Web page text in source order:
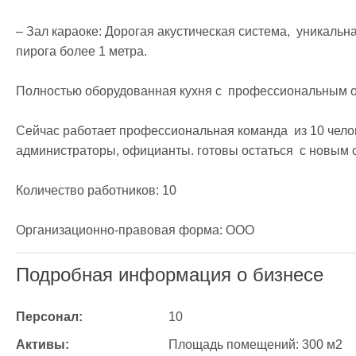
– Зал караоке: Дорогая акустическая система,
пирога более 1 метра.
Полностью оборудованная кухня с  профессиональным
Сейчас работает профессиональная команда  из 10
администраторы, официанты. готовы остаться  с новым
Количество работников: 10
Организационно-правовая форма: ООО
Подробная информация о бизнесе
Персонал: 10
Активы: Площадь помещений: 300 м2